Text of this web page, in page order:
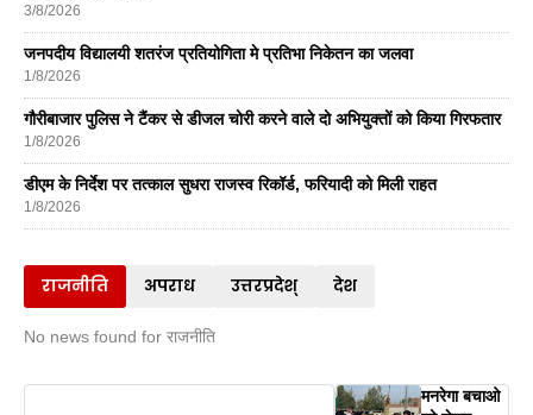
3/8/2026
जनपदीय विद्यालयी शतरंज प्रतियोगिता मे प्रतिभा निकेतन का जलवा
1/8/2026
गौरीबाजार पुलिस ने टैंकर से डीजल चोरी करने वाले दो अभियुक्तों को किया गिरफतार
1/8/2026
डीएम के निर्देश पर तत्काल सुधरा राजस्व रिकॉर्ड, फरियादी को मिली राहत
1/8/2026
राजनीति अपराध उत्तरप्रदेश् देश
No news found for राजनीति
मनरेगा बचाओ